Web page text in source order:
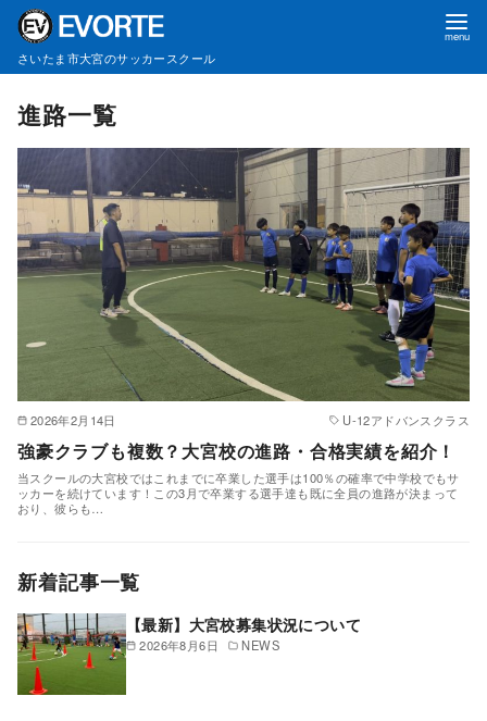
さいたま市大宮のサッカースクール
進路一覧
2026年2月14日 U-12アドバンスクラス
強豪クラブも複数？大宮校の進路・合格実績を紹介！
当スクールの大宮校ではこれまでに卒業した選手は100％の確率で中学校でもサ
ッカーを続けています！この3月で卒業する選手達も既に全員の進路が決まって
おり、彼らも…
新着記事一覧
2026年8月6日 NEWS
【最新】大宮校募集状況について